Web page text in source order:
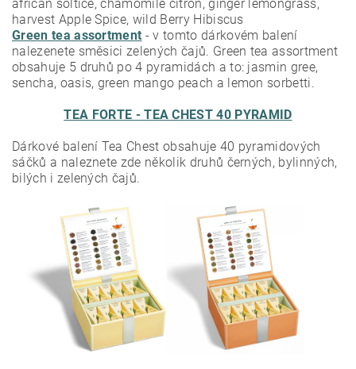
african soltice, chamomile citron, ginger lemongrass,
harvest Apple Spice, wild Berry Hibiscus
Green tea assortment - v tomto dárkovém balení
nalezenete směsici zelených čajů. Green tea assortment
obsahuje 5 druhů po 4 pyramidách a to: jasmin gree,
sencha, oasis, green mango peach a lemon sorbetti.
TEA FORTE - TEA CHEST 40 PYRAMID
Dárkové balení Tea Chest obsahuje 40 pyramidových
sáčků a naleznete zde několik druhů černých, bylinných,
bilých i zelených čajů.